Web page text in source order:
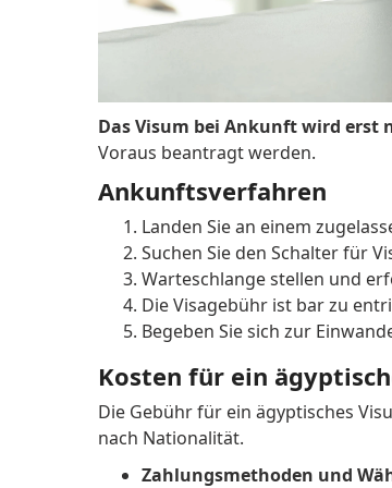
Das Visum bei Ankunft wird erst
Voraus beantragt werden.
Ankunftsverfahren
Landen Sie an einem
Suchen Sie den Schalter für
Warteschlange stellen und
Die Visagebühr ist bar zu
Begeben Sie sich zur
Kosten für ein
Die Gebühr für ein ägyptisches
nach Nationalität.
Zahlungsmethoden und